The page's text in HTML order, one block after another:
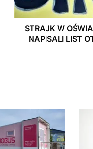
do
Około
PUP w
O
Ś
C
A
C
Z
STRAJK W
NAPISALI LIST